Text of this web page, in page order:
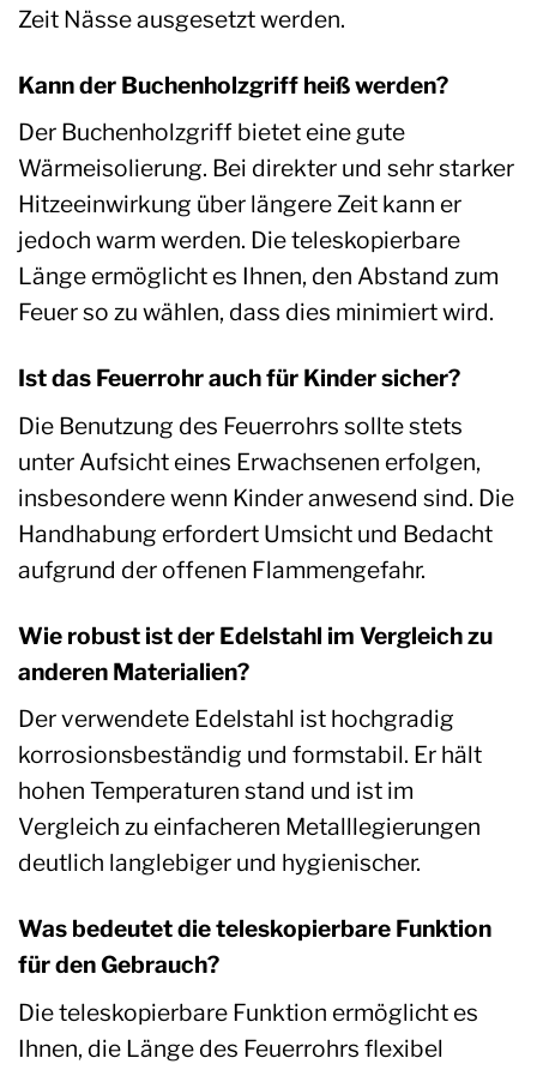
Zeit Nässe ausgesetzt werden.
Kann der Buchenholzgriff heiß werden?
Der Buchenholzgriff bietet eine gute
Wärmeisolierung. Bei direkter und sehr starker
Hitzeeinwirkung über längere Zeit kann er
jedoch warm werden. Die teleskopierbare
Länge ermöglicht es Ihnen, den Abstand zum
Feuer so zu wählen, dass dies minimiert wird.
Ist das Feuerrohr auch für Kinder sicher?
Die Benutzung des Feuerrohrs sollte stets
unter Aufsicht eines Erwachsenen erfolgen,
insbesondere wenn Kinder anwesend sind. Die
Handhabung erfordert Umsicht und Bedacht
aufgrund der offenen Flammengefahr.
Wie robust ist der Edelstahl im Vergleich zu
anderen Materialien?
Der verwendete Edelstahl ist hochgradig
korrosionsbeständig und formstabil. Er hält
hohen Temperaturen stand und ist im
Vergleich zu einfacheren Metalllegierungen
deutlich langlebiger und hygienischer.
Was bedeutet die teleskopierbare Funktion
für den Gebrauch?
Die teleskopierbare Funktion ermöglicht es
Ihnen, die Länge des Feuerrohrs flexibel